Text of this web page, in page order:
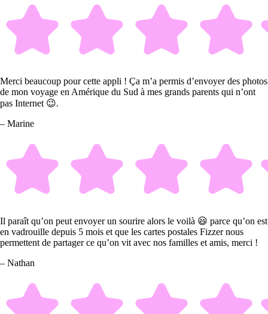
Merci beaucoup pour cette appli ! Ça m’a permis d’envoyer des photos
de mon voyage en Amérique du Sud à mes grands parents qui n’ont
pas Internet 😉.
– Marine
Il paraît qu’on peut envoyer un sourire alors le voilà 😃 parce qu’on est
en vadrouille depuis 5 mois et que les cartes postales Fizzer nous
permettent de partager ce qu’on vit avec nos familles et amis, merci !
– Nathan